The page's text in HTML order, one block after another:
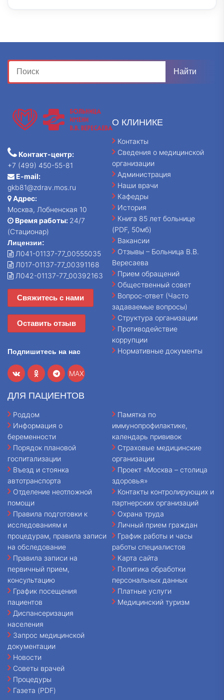
Контакт-центр:
+7 (499) 450-55-81
E-mail:
gkb81@zdrav.mos.ru
Адрес:
Москва, Лобненская 10
Время работы: 24/7
(Стационар)
Лицензии:
Л041-01137-77_00555035
Л017-01137-77_00391168
Л042-01137-77_00392163
Свяжитесь с нами
Оставить отзыв
Подпишитесь на нас
MAX
О КЛИНИКЕ
Контакты
Сведения о медицинской
организации
Администрация
Наши врачи
Кафедры
История
Книга 85 лет больнице
(PDF, 50мб)
Вакансии
Отзывы – Больница В.В.
Вересаева
Прием обращений
Общественный совет
Вопрос-ответ (Часто
задаваемые вопросы)
Структура организации
Противодействие
коррупции
Нормативные документы
ДЛЯ ПАЦИЕНТОВ
Роддом
Информация о
беременности
Порядок плановой
госпитализации
Въезд и стоянка
автотранспорта
Отделение неотложной
помощи
Правила подготовки к
исследованиям и
процедурам, правила записи
на обследование
Правила записи на
первичный прием,
консультацию
График посещения
пациентов
Диспансеризация
населения
Запрос медицинской
документации
Новости
Советы врачей
Процедуры
Газета (PDF)
Памятка по
иммунопрофилактике,
календарь прививок
Страховые медицинские
организации
Проект «Москва – столица
здоровья»
Контакты контролирующих и
партнерских организаций
Охрана труда
Личный прием граждан
График работы и часы
работы специалистов
Карта сайта
Политика обработки
персональных данных
Платные услуги
Медицинский туризм